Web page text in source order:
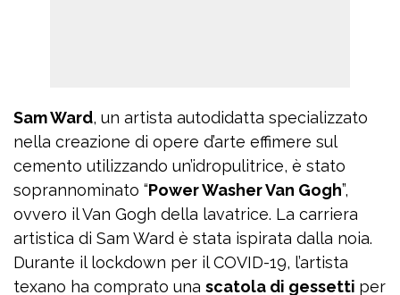
Sam Ward, un artista autodidatta specializzato
nella creazione di opere d’arte effimere sul
cemento utilizzando un’idropulitrice, è stato
soprannominato “Power Washer Van Gogh”,
ovvero il Van Gogh della lavatrice. La carriera
artistica di Sam Ward è stata ispirata dalla noia.
Durante il lockdown per il COVID-19, l’artista
texano ha comprato una scatola di gessetti per